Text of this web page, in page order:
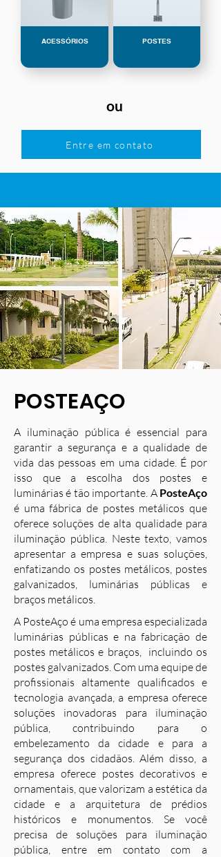
ACESSÓRIOS POSTES
ou
Entre em contato
POSTEAÇO
A iluminação pública é essencial para
garantir a segurança e a qualidade de
vida das pessoas em uma cidade. É por
isso que a escolha dos postes e
luminárias é tão importante. A PosteAço
é uma fábrica de postes metálicos que
oferece soluções de alta qualidade para
iluminação pública. Neste texto, vamos
apresentar a empresa e suas soluções,
enfatizando os postes metálicos, postes
galvanizados, luminárias públicas e
braços metálicos.
A PosteAço é uma empresa especializada
luminárias públicas e na fabricação de
postes metálicos e braços, incluindo os
postes galvanizados. Com uma equipe de
profissionais altamente qualificados e
tecnologia avançada, a empresa oferece
soluções inovadoras para iluminação
pública, contribuindo para o
embelezamento da cidade e para a
segurança dos cidadãos. Além disso, a
empresa oferece postes decorativos e
ornamentais, que valorizam a estética da
cidade e a arquitetura de prédios
históricos e monumentos. Se você
precisa de soluções para iluminação
pública, entre em contato com a